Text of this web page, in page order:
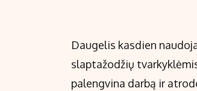
Daugelis kasdien
slaptažodžių
palengvina darbą ir